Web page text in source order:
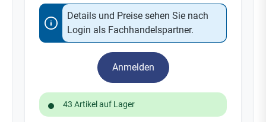
Details und Preise sehen Sie nach
Login als Fachhandelspartner.
Anmelden
43 Artikel auf Lager